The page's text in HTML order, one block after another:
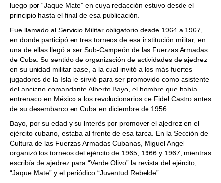
luego por “Jaque Mate” en cuya redacción estuvo desde el
principio hasta el final de esa publicación.
Fue llamado al Servicio Militar obligatorio desde 1964 a 1967,
en donde participó en tres torneos de esa institución militar, en
una de ellas llegó a ser Sub-Campeón de las Fuerzas Armadas
de Cuba. Su sentido de organización de actividades de ajedrez
en su unidad militar base, a la cual invitó a los más fuertes
jugadores de la Isla le sirvió para ser promovido como asistente
del anciano comandante Alberto Bayo, el hombre que había
entrenado en México a los revolucionarios de Fidel Castro antes
de su desembarco en Cuba en diciembre de 1956.
Bayo, por su edad y su interés por promover el ajedrez en el
ejército cubano, estaba al frente de esa tarea. En la Sección de
Cultura de las Fuerzas Armadas Cubanas, Miguel Angel
organizó los torneos del ejército de 1965, 1966 y 1967, mientras
escribía de ajedrez para “Verde Olivo” la revista del ejército,
“Jaque Mate” y el periódico “Juventud Rebelde”.